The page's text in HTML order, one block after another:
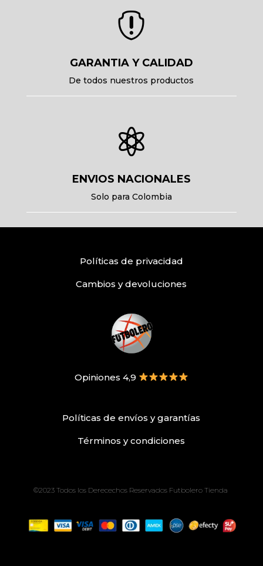

GARANTIA Y CALIDAD
De todos nuestros productos

ENVIOS NACIONALES
Solo para Colombia
Políticas de privacidad
Cambios y devoluciones
Opiniones 4,9
Políticas de envíos ygarantías
Términos y condiciones
©2023 Todos los Derecechos Reservados Futbolero Tienda